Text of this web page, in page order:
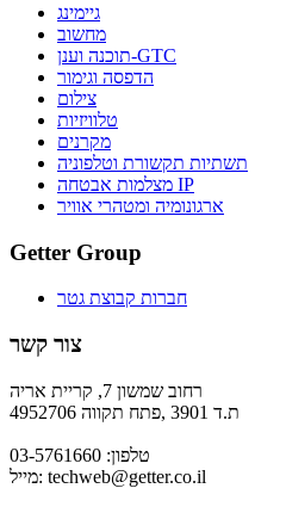
גיימינג
מחשוב
תוכנה וענן-GTC
הדפסה וגימור
צילום
טלוויזיות
מקרנים
תשתיות תקשורת וטלפוניה
מצלמות אבטחה IP
ארגונומיה ומטהרי אוויר
Getter Group
חברות קבוצת גטר
צור קשר
רחוב שמשון 7, קריית אריה
ת.ד 3901 ,פתח תקווה 4952706
טלפון: 03-5761660
מייל: techweb@getter.co.il